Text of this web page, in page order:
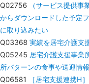
Q02756
（サービス提供
からダウンロードした予定
に取り込みたい
Q03368 実績を居宅介護支
Q05245 居宅介護支援事業
所パターンの食事や送迎情
Q06581
［居宅支援連携H